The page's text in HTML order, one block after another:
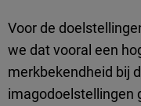
Voor de
we dat vooral een
merkbekendheid bij
imagodoelstellingen